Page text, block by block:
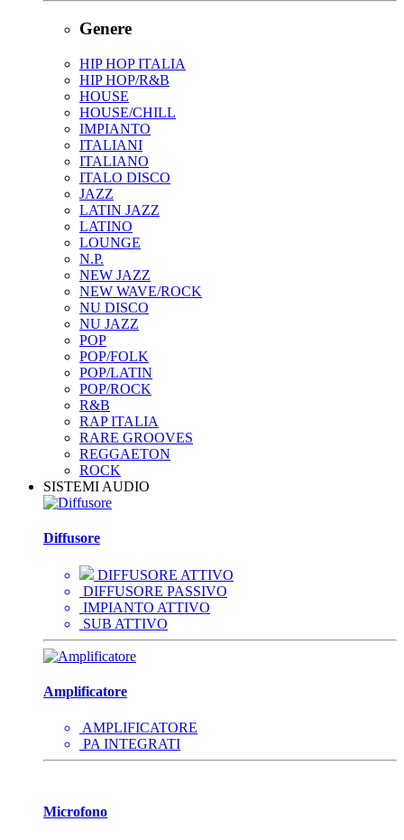
Genere
HIP HOP ITALIA
HIP HOP/R&B
HOUSE
HOUSE/CHILL
IMPIANTO
ITALIANI
ITALIANO
ITALO DISCO
JAZZ
LATIN JAZZ
LATINO
LOUNGE
N.P.
NEW JAZZ
NEW WAVE/ROCK
NU DISCO
NU JAZZ
POP
POP/FOLK
POP/LATIN
POP/ROCK
R&B
RAP ITALIA
RARE GROOVES
REGGAETON
ROCK
SISTEMI AUDIO
Diffusore
DIFFUSORE ATTIVO
DIFFUSORE PASSIVO
IMPIANTO ATTIVO
SUB ATTIVO
Amplificatore
AMPLIFICATORE
PA INTEGRATI
Microfono